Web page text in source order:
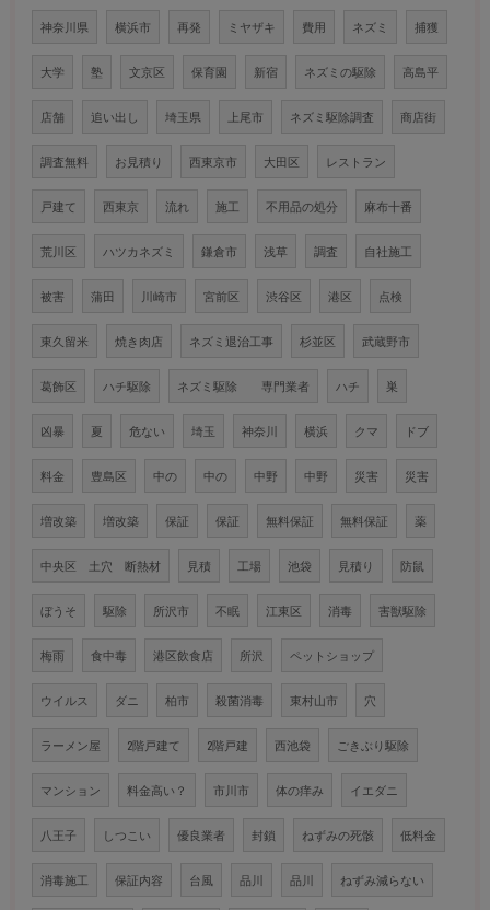
神奈川県 横浜市 再発 ミヤザキ 費用 ネズミ 捕獲
大学 塾 文京区 保育園 新宿 ネズミの駆除 高島平
店舗 追い出し 埼玉県 上尾市 ネズミ駆除調査 商店街
調査無料 お見積り 西東京市 大田区 レストラン
戸建て 西東京 流れ 施工 不用品の処分 麻布十番
荒川区 ハツカネズミ 鎌倉市 浅草 調査 自社施工
被害 蒲田 川崎市 宮前区 渋谷区 港区 点検
東久留米 焼き肉店 ネズミ退治工事 杉並区 武蔵野市
葛飾区 ハチ駆除 ネズミ駆除 専門業者 ハチ 巣
凶暴 夏 危ない 埼玉 神奈川 横浜 クマ ドブ
料金 豊島区 中の 中の 中野 中野 災害 災害
増改築 増改築 保証 保証 無料保証 無料保証 薬
中央区 土穴 断熱材 見積 工場 池袋 見積り 防鼠
ぼうそ 駆除 所沢市 不眠 江東区 消毒 害獣駆除
梅雨 食中毒 港区飲食店 所沢 ペットショップ
ウイルス ダニ 柏市 殺菌消毒 東村山市 穴
ラーメン屋 2階戸建て 2階戸建 西池袋 ごきぶり駆除
マンション 料金高い？ 市川市 体の痒み イエダニ
八王子 しつこい 優良業者 封鎖 ねずみの死骸 低料金
消毒施工 保証内容 台風 品川 品川 ねずみ減らない